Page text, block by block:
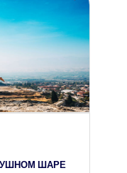
ШАРЕ